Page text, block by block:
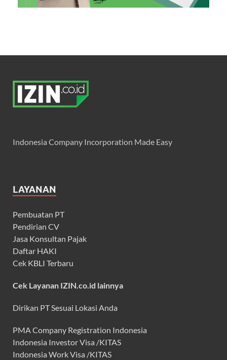
Indonesia Company Incorporation Made Easy
LAYANAN
Pembuatan PT
Pendirian CV
Jasa Konsultan Pajak
Daftar HAKI
Cek KBLI Terbaru
Cek Layanan IZIN.co.id lainnya
Dirikan PT Sesuai Lokasi Anda
PMA Company Registration Indonesia
Indonesia Investor Visa /KITAS
Indonesia Work Visa /KITAS